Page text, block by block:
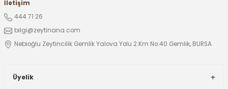
İletişim
444 71 26
bilgi@zeytinana.com
Nebioğlu Zeytincilik Gemlik Yalova Yolu 2.Km No:40 Gemlik, BURSA
Üyelik